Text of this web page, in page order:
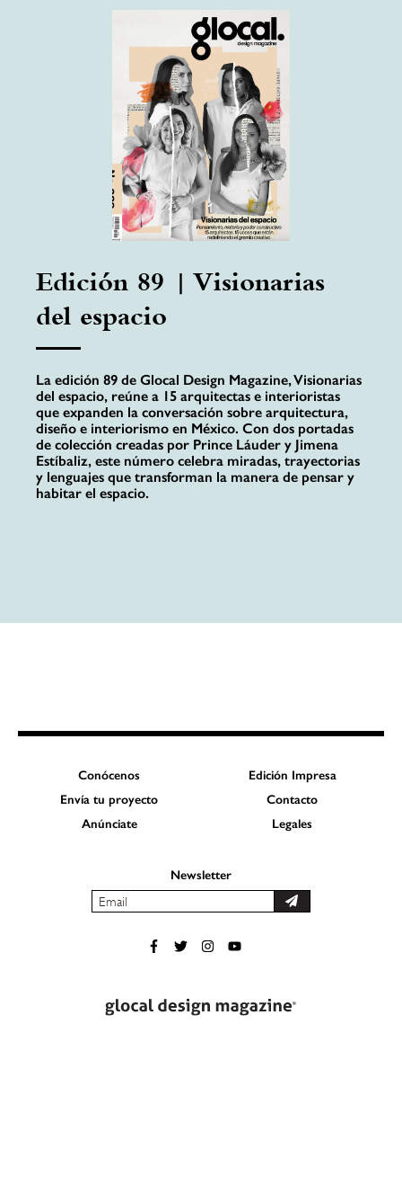
Edición 89 | Visionarias
del espacio
La edición 89 de Glocal Design Magazine, Visionarias
del espacio, reúne a 15 arquitectas e interioristas
que expanden la conversación sobre arquitectura,
diseño e interiorismo en México. Con dos portadas
de colección creadas por Prince Láuder y Jimena
Estíbaliz, este número celebra miradas, trayectorias
y lenguajes que transforman la manera de pensar y
habitar el espacio.
Conócenos
Edición Impresa
Envía tu proyecto
Contacto
Anúnciate
Legales
Newsletter